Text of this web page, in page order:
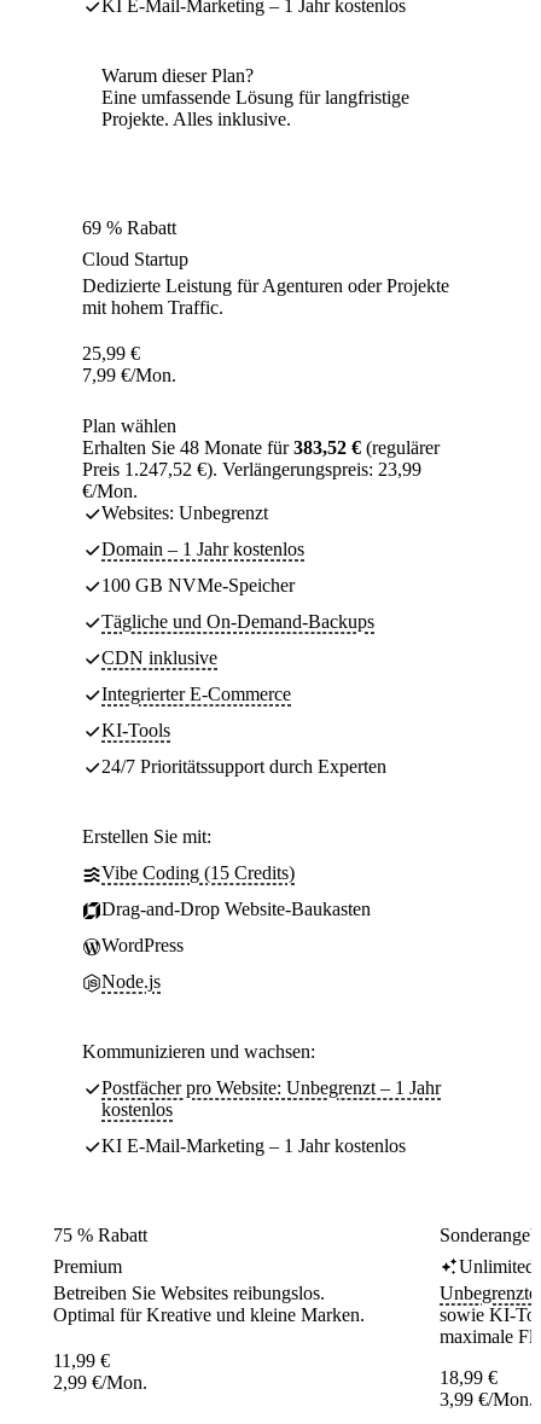
KI E-Mail-Marketing – 1 Jahr kostenlos
Warum dieser Plan?
Eine umfassende Lösung für langfristige
Projekte. Alles inklusive.
69 % Rabatt
Cloud Startup
Dedizierte Leistung für Agenturen oder Projekte
mit hohem Traffic.
25,99 €
7,99 €/Mon.
Plan wählen
Erhalten Sie 48 Monate für383,52 € (regulärer
Preis 1.247,52 €). Verlängerungspreis: 23,99
€/Mon.
Websites: Unbegrenzt
Domain – 1 Jahr kostenlos
100 GB NVMe-Speicher
Tägliche und On-Demand-Backups
CDN inklusive
Integrierter E-Commerce
KI-Tools
24/7 Prioritätssupport durch Experten
Erstellen Sie mit:
Vibe Coding (15 Credits)
Drag-and-Drop Website-Baukasten
WordPress
Node.js
Kommunizieren und wachsen:
Postfächer pro Website: Unbegrenzt – 1 Jahr
kostenlos
KI E-Mail-Marketing – 1 Jahr kostenlos
75 % Rabatt
Premium
Betreiben Sie Websites reibungslos.
Optimal für Kreative und kleine Marken.
11,99 €
2,99 €/Mon.
Unlimited
Unbegrenzte
sowie KI-
maximale
18,99 €
3,99 €/Mon.